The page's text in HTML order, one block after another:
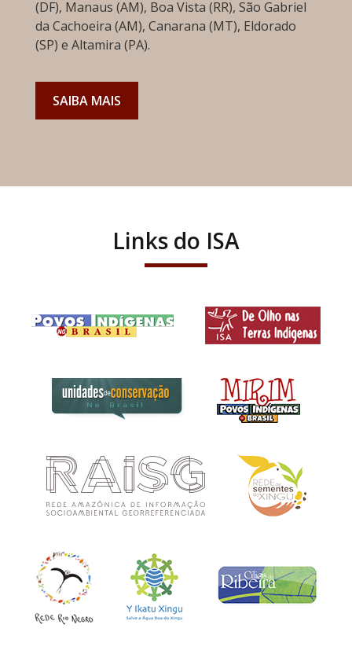
(DF), Manaus (AM), Boa Vista (RR), São Gabriel
da Cachoeira (AM), Canarana (MT), Eldorado
(SP) e Altamira (PA).
SAIBA MAIS
Links do ISA